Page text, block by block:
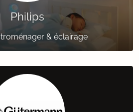
Philips
& éclairage